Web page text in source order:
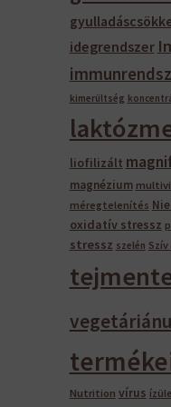
idegrendszer
kimerültség
liofilizált
magnézium
méregtelenítés
oxidatív stressz
stressz szelén
Nutrition vírus